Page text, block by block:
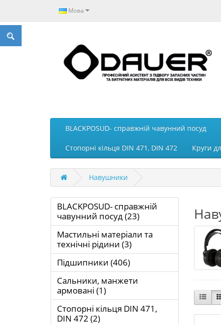
Мова
BLACKPOSUD- справжній чавунний посуд
Стопорні кільця DIN 471, DIN 472 Круги
Навушники
BLACKPOSUD- справжній
чавунний посуд (23)
Мастильні матеріали та
технічні рідини (3)
Підшипники (406)
Сальники, манжети
армовані (1)
Стопорні кільця DIN 471,
DIN 472 (2)